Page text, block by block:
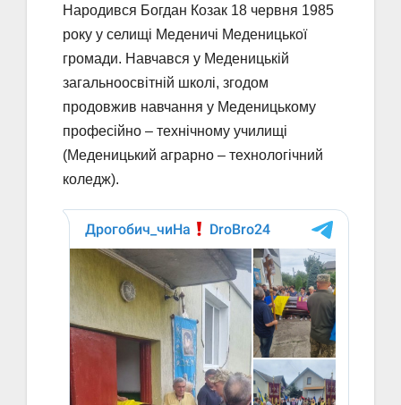
Народився Богдан Козак 18 червня 1985
року у селищі Меденичі Меденицької
громади. Навчався у Меденицькій
загальноосвітній школі, згодом
продовжив навчання у Меденицькому
професійно – технічному училищі
(Меденицький аграрно – технологічний
коледж).